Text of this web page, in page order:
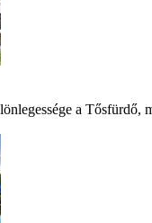
a Tősfürdő,